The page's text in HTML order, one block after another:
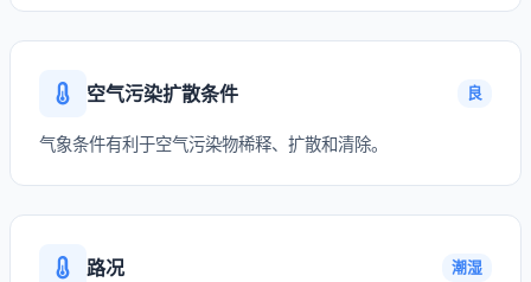
空气污染扩散条件 良
气象条件有利于空气污染物稀释、扩散和清除。
路况 潮湿